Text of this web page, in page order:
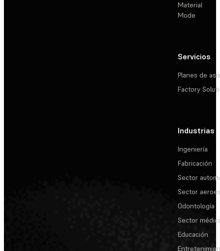
Material
Mode
Servicios
Planes de
Factory
Industrias
Ingeniería
Fabricación
Sector
Sector
Odontología
Sector
Educación